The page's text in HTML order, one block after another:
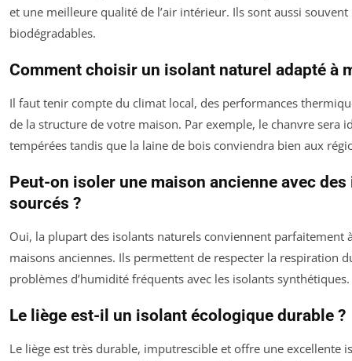
et une meilleure qualité de l’air intérieur. Ils sont aussi
biodégradables.
Comment choisir un isolant naturel adapté à
Il faut tenir compte du climat local, des performances
de la structure de votre maison. Par exemple, le chanvre sera
tempérées tandis que la laine de bois conviendra bien aux
Peut-on isoler une maison ancienne avec
sourcés ?
Oui, la plupart des isolants naturels conviennent parfaitement
maisons anciennes. Ils permettent de respecter la respiration
problèmes d’humidité fréquents avec les isolants synthétiques.
Le liège est-il un isolant écologique durable ?
Le liège est très durable, imputrescible et offre une excellente